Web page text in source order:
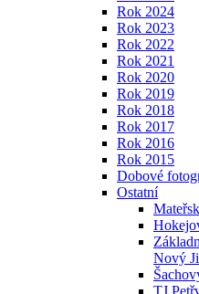
Rok 2024
Rok 2023
Rok 2022
Rok 2021
Rok 2020
Rok 2019
Rok 2018
Rok 2017
Rok 2016
Rok 2015
Dobové
Ostatní
Nový
TJ